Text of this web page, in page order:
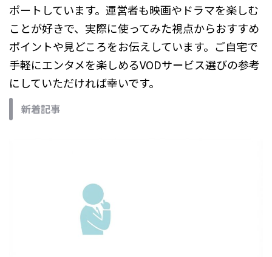
ポートしています。運営者も映画やドラマを楽しむ
ことが好きで、実際に使ってみた視点からおすすめ
ポイントや見どころをお伝えしています。ご自宅で
手軽にエンタメを楽しめるVODサービス選びの参考
にしていただければ幸いです。
新着記事